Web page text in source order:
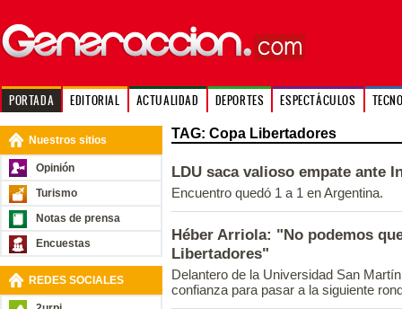
PORTADA EDITORIAL ACTUALIDAD DEPORTES ESPECTÁCULOS
Nuestros sitios
Opinión
Turismo
Notas de prensa
Encuestas
REDES SOCIALES
TAG: Copa Libertadores
LDU saca valioso empate ante
Encuentro quedó 1 a 1 en Argentina.
Héber Arriola: "No podemos
Libertadores"
Delantero de la Universidad San
confianza para pasar a la siguiente